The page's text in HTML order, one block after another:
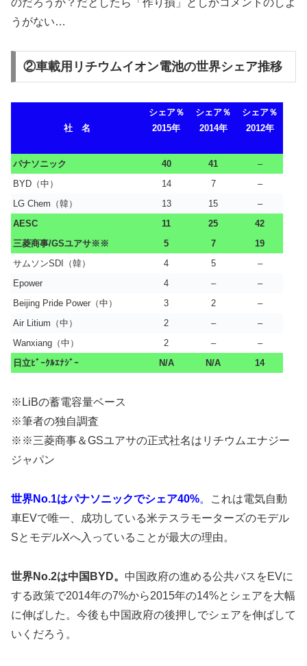
うがない…
②車載用リチウムイオン電池の世界シェア推移
社 名
シェア％
2015年
シェア％
2014年
シェア％
2012年
パナソニック 40 41
–
BYD（中）
14 7
–
LG Chem（韓）
13 15
–
AESC
11 25
42
三菱商事/GSユアサ※※
5 7
19
サムソンSDI（韓）
4 5
–
Epower
4 –
–
Beijing Pride Power（中）
3 2
–
Air Litium（中）
2 –
–
Wanxiang（中）
2 –
–
日立ﾋﾞｰｸﾙｴﾅｼﾞｰ
N/A N/A 14
※LiBの蓄電容量ベース
※筆者の独自調査
※※三菱商事＆GSユアサの正式社名はリチウムエナジー
ジャパン
世界No.1はパナソニックでシェア40%。
これは電気自動
車EVで唯一、成功している米テスラモーターズのモデル
SとモデルXへ入っていることが最大の理由。
世界No.2は中国BYD。 中国政府の進める公共バスをEVに
する政策で2014年の7%から2015年の14%とシェアを大幅
に伸ばした。今後も中国政府の後押しでシェアを伸ばして
いくだろう。